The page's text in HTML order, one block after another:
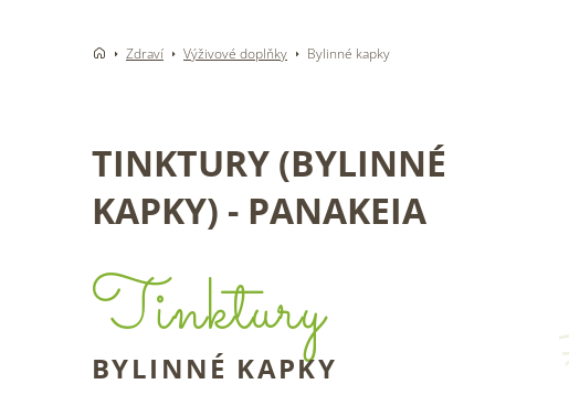
Zdraví Výživové doplňky Bylinné kapky
TINKTURY (BYLINNÉ
KAPKY) - PANAKEIA
Tinktury
BYLINNÉ KAPKY